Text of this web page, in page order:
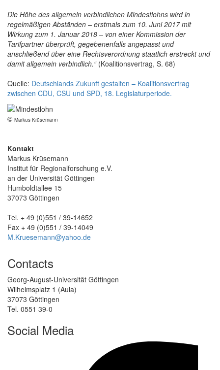
Die Höhe des allgemein verbindlichen Mindestlohns wird in
regelmäßigen Abständen – erstmals zum 10. Juni 2017 mit
Wirkung zum 1. Januar 2018 – von einer Kommission der
Tarifpartner überprüft, gegebenenfalls angepasst und
anschließend über eine Rechtsverordnung staatlich erstreckt und
damit allgemein verbindlich.“(Koalitionsvertrag, S. 68)
Quelle: Deutschlands Zukunft gestalten – Koalitionsvertrag
zwischen CDU, CSU und SPD, 18. Legislaturperiode.
© Markus Krüsemann
Kontakt
Markus Krüsemann
Institut für Regionalforschung e.V.
an der Universität Göttingen
Humboldtallee 15
37073 Göttingen
Tel. + 49 (0)551 / 39-14652
Fax + 49 (0)551 / 39-14049
M.Kruesemann@yahoo.de
Contacts
Georg-August-Universität Göttingen
Wilhelmsplatz 1 (Aula)
37073 Göttingen
Tel. 0551 39-0
Social Media